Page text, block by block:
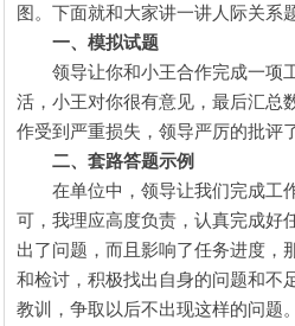
图。下面就和大家讲一讲人际关系
一、模拟试题
领导让你和小王合作完成一项
活，小王对你很有意见，最后汇总
作受到严重损失，领导严厉的批评
二、套路答题示例
在单位中，领导让我们完成工
可，我理应高度负责，认真完成好
出了问题，而且影响了任务进度，
和检讨，积极找出自身的问题和不
教训，争取以后不出现这样的问题。